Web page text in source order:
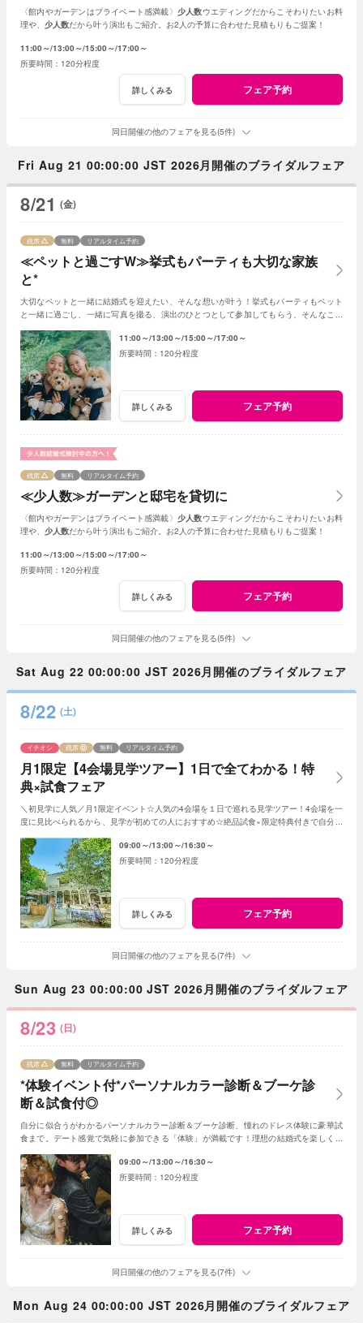
〈館内やガーデンはプライベート感満載〉 少人数ウエディングだからこそわりたいお料
理や、 少人数だから叶う演出もご紹介。お2人の予算に合わせた見積もりもご提案！
11:00～ 13:00～ 15:00～ 17:00～
120分程度
詳しくみる フェア予約
同日開催の他のフェアを見る(5件)
Fri Aug 21 00:00:00 JST 2026月開催のブライダルフェア
8/21 (金)
≪ペットと過ごすW≫挙式もパーティも大切な家族
と*
残席 無料 リアルタイム予約
大切なペットと一緒に結婚式を迎えたい、そんな想いが叶う！挙式もパーティもペット
と一緒に過ごし、一緒に写真を撮る、演出のひとつとして参加してもらう、そんなこと
11:00～ 13:00～ 15:00～ 17:00～
120分程度
詳しくみる フェア予約
≪少人数≫ガーデンと邸宅を貸切に
残席 無料 リアルタイム予約
〈館内やガーデンはプライベート感満載〉 少人数ウエディングだからこそわりたいお料
理や、 少人数だから叶う演出もご紹介。お2人の予算に合わせた見積もりもご提案！
11:00～ 13:00～ 15:00～ 17:00～
120分程度
詳しくみる フェア予約
同日開催の他のフェアを見る(5件)
Sat Aug 22 00:00:00 JST 2026月開催のブライダルフェア
8/22 (土)
月1限定【4会場見学ツアー】1日で全てわかる！特
典×試食フェア
イチオシ 残席 無料 リアルタイム予約
＼初見学に人気／月1限定イベント☆人気の4会場を１日で巡れる見学ツアー！4会場を一
度に見比べられるから、見学が初めての人におすすめ☆絶品試食×限定特典付きで自分達
09:00～ 13:00～ 16:30～
120分程度
詳しくみる フェア予約
同日開催の他のフェアを見る(7件)
Sun Aug 23 00:00:00 JST 2026月開催のブライダルフェア
8/23 (日)
*体験イベント付*パーソナルカラー診断＆ブーケ診
断＆試食付◎
残席 無料 リアルタイム予約
自分に似合うがわかるパーソナルカラー診断＆ブーケ診断、憧れのドレス体験に豪華試
食まで。デート感覚で気軽に参加できる「体験」が満載です！理想の結婚式を楽しく見
09:00～ 13:00～ 16:30～
120分程度
詳しくみる フェア予約
同日開催の他のフェアを見る(7件)
Mon Aug 24 00:00:00 JST 2026月開催のブライダルフェア